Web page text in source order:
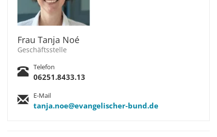
Frau Tanja Noé
Geschäftsstelle
Telefon
06251.8433.13
E-Mail
tanja.noe@evangelischer-bund.de